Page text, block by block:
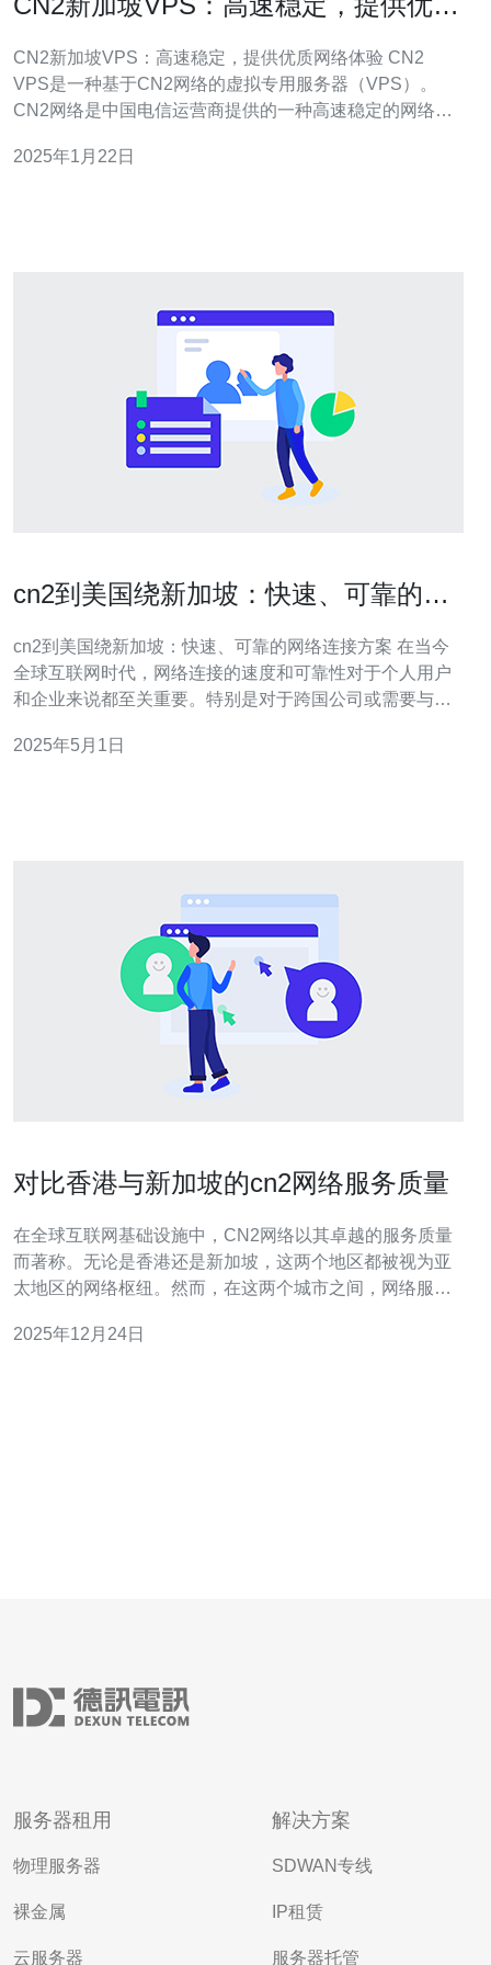
CN2新加坡VPS：高速稳定，提供优质网络体验 CN2
VPS是一种基于CN2网络的虚拟专用服务器（VPS）。
CN2网络是中国电信运营商提供的一种高速稳定的网络服
连接，能够满足用户对高质量网络体验的需求。 新加坡是
2025年1月22日
cn2到美国绕新加坡：快速、可靠的网
cn2到美国绕新加坡：快速、可靠的网络连接方案 在当今
全球互联网时代，网络连接的速度和可靠性对于个人用户
和企业来说都至关重要。特别是对于跨国公司或需要与海
连接方案是必不可少的。cn2到美国绕新加坡的网络连接方
2025年5月1日
对比香港与新加坡的cn2网络服务质量
在全球互联网基础设施中，CN2网络以其卓越的服务质量
而著称。无论是香港还是新加坡，这两个地区都被视为亚
太地区的网络枢纽。然而，在这两个城市之间，网络服务
网络服务更好？哪个地方的价格更便宜？本文将详尽地对
2025年12月24日
服务器租用
物理服务器
裸金属
云服务器
解决方案
SDWAN专线
IP租赁
服务器托管